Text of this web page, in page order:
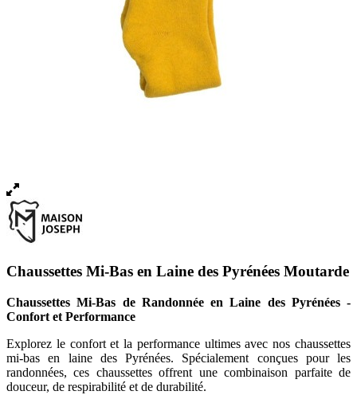
Chaussettes Mi-Bas en Laine des Pyrénées Moutarde
Chaussettes Mi-Bas de Randonnée en Laine des Pyrénées -
Confort et Performance
Explorez le confort et la performance ultimes avec nos chaussettes
mi-bas en laine des Pyrénées. Spécialement conçues pour les
randonnées, ces chaussettes offrent une combinaison parfaite de
douceur, de respirabilité et de durabilité.